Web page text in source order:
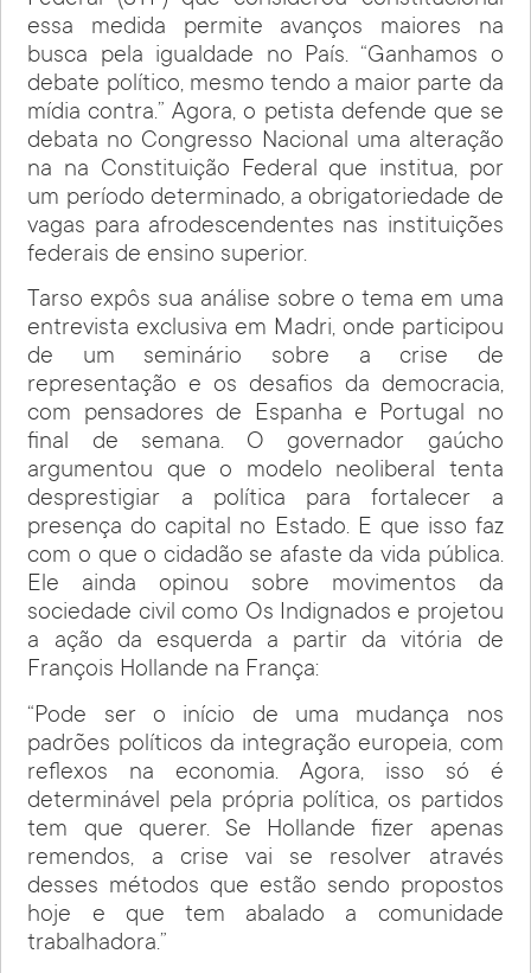
essa medida permite avanços maiores na
busca pela igualdade no País. “Ganhamos o
debate político, mesmo tendo a maior parte da
mídia contra.” Agora, o petista defende que se
debata no Congresso Nacional uma alteração
na na Constituição Federal que institua, por
um período determinado, a obrigatoriedade de
vagas para afrodescendentes nas instituições
federais de ensino superior.
Tarso expôs sua análise sobre o tema em uma
entrevista exclusiva em Madri, onde participou
de um seminário sobre a crise de
representação e os desafios da democracia,
com pensadores de Espanha e Portugal no
final de semana. O governador gaúcho
argumentou que o modelo neoliberal tenta
desprestigiar a política para fortalecer a
presença do capital no Estado. E que isso faz
com o que o cidadão se afaste da vida pública.
Ele ainda opinou sobre movimentos da
sociedade civil como Os Indignados e projetou
a ação da esquerda a partir da vitória de
François Hollande na França:
“Pode ser o início de uma mudança nos
padrões políticos da integração europeia, com
reflexos na economia. Agora, isso só é
determinável pela própria política, os partidos
tem que querer. Se Hollande fizer apenas
remendos, a crise vai se resolver através
desses métodos que estão sendo propostos
hoje e que tem abalado a comunidade
trabalhadora.”